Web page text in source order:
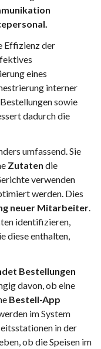
Effizienz der
eines
interner
sowie
dadurch die
umfassend. Sie
Zutaten die
verwenden
werden. Dies
neuer Mitarbeiter
identifizieren,
diese enthalten,
Bestellungen
davon, ob eine
Bestell-App
im System
in der
ob die Speisen im